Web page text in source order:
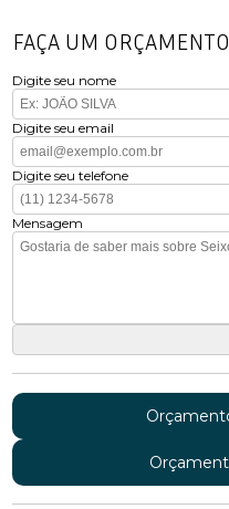
FAÇA UM ORÇAMENTO
Digite seu nome
Digite seu email
Digite seu telefone
Mensagem